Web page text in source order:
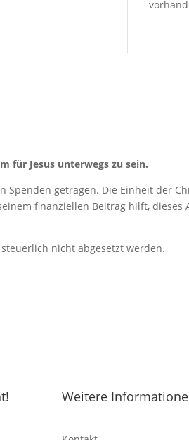
für Jesus unterwegs zu sein.
Spenden getragen. Die Einheit der
finanziellen Beitrag hilft, dieses
nicht abgesetzt werden.
Weitere